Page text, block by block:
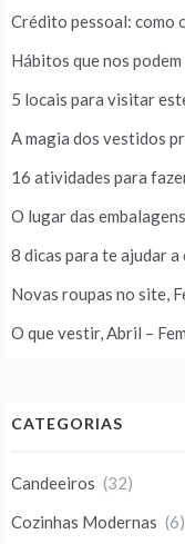
Crédito pessoal: como
Hábitos que nos
5 locais para visitar
A magia dos vestidos
16 atividades para
O lugar das
8 dicas para te ajudar a
Novas roupas no site,
O que vestir, Abril –
CATEGORIAS
Candeeiros (32)
Cozinhas Modernas (6)